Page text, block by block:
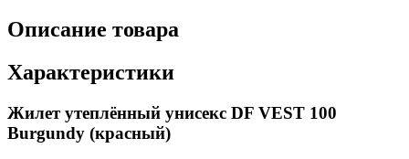
Описание товара
Характеристики
Жилет утеплённый унисекс DF VEST 100
Burgundy (красный)